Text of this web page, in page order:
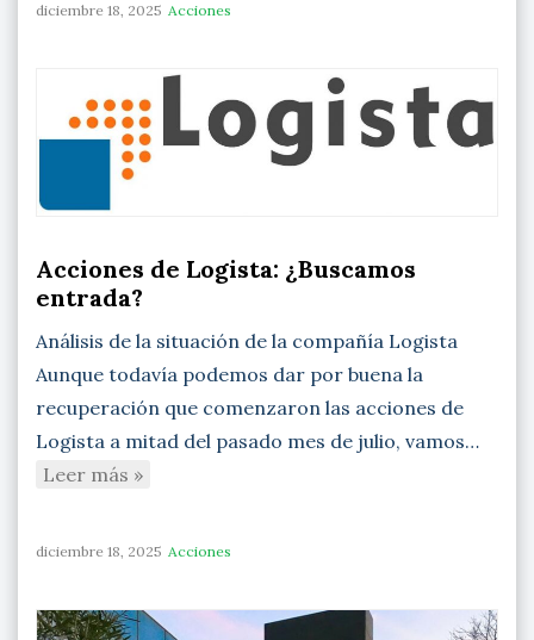
diciembre 18, 2025 Acciones
Acciones de Logista: ¿Buscamos
entrada?
Análisis de la situación de la compañía Logista
Aunque todavía podemos dar por buena la
recuperación que comenzaron las acciones de
Logista a mitad del pasado mes de julio, vamos…
Leer más »
diciembre 18, 2025 Acciones